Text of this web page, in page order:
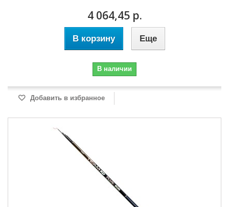
4 064,45 р.
В корзину Еще
В наличии
Добавить в избранное